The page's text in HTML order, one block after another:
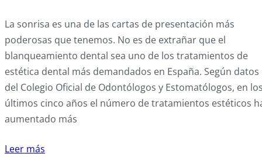
La sonrisa es una de las cartas de presentación más
poderosas que tenemos. No es de extrañar que el
blanqueamiento dental sea uno de los tratamientos de
estética dental más demandados en España. Según datos
del Colegio Oficial de Odontólogos y Estomatólogos, en
últimos cinco años el número de tratamientos estéticos
aumentado más
Leer más